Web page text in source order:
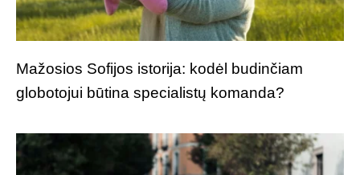
Mažosios Sofijos istorija: kodėl budinčiam
globotojui būtina specialistų komanda?